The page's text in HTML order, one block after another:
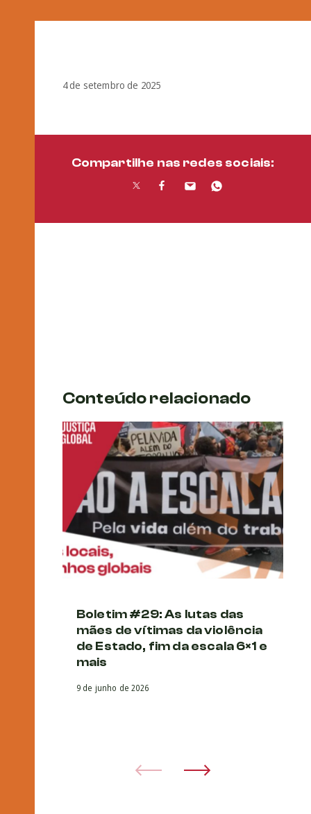
4 de setembro de 2025
Compartilhe nas redes sociais:
Conteúdo relacionado
Boletim #29: As lutas das
mães de vítimas da violência
de Estado, fim da escala 6×1 e
mais
9 de junho de 2026